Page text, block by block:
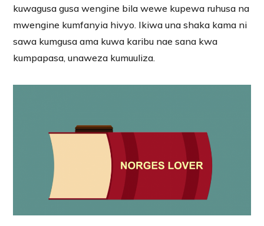
kuwagusa gusa wengine bila wewe kupewa ruhusa na
mwengine kumfanyia hivyo. Ikiwa una shaka kama ni
sawa kumgusa ama kuwa karibu nae sana kwa
kumpapasa, unaweza kumuuliza.